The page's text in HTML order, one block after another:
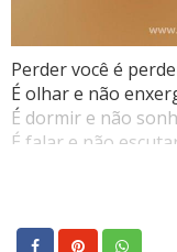
Perder você é
É olhar e não
É dormir e não
É falar e não
Sem esses